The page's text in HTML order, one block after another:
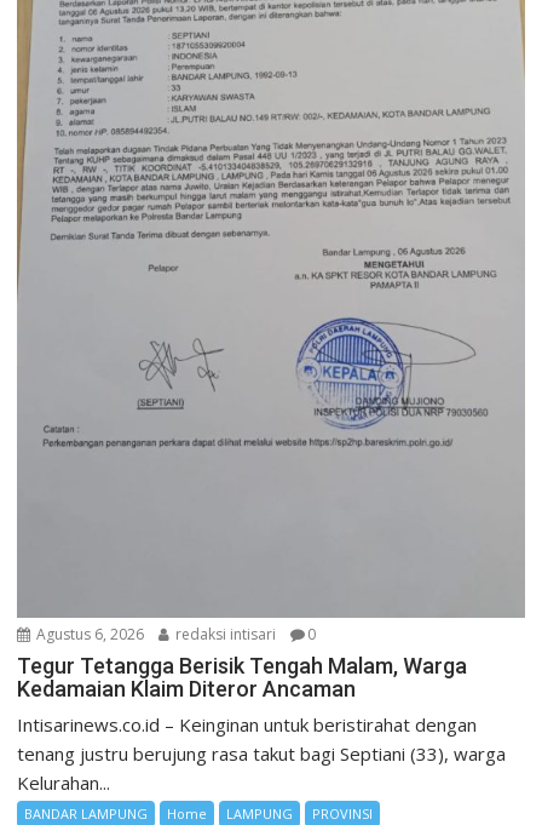
Agustus 6, 2026 redaksi intisari 0
Tegur Tetangga Berisik Tengah Malam, Warga
Kedamaian Klaim Diteror Ancaman
Intisarinews.co.id – Keinginan untuk beristirahat dengan
tenang justru berujung rasa takut bagi Septiani (33), warga
Kelurahan...
BANDAR LAMPUNG Home LAMPUNG PROVINSI